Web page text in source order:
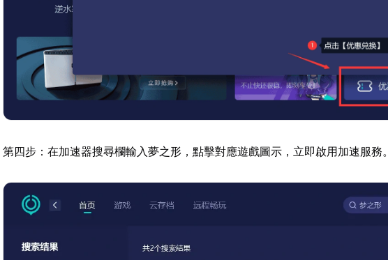
第四步：在加速器搜尋欄輸入夢之形，點擊對應遊戲圖示，立即啟用加速服務。